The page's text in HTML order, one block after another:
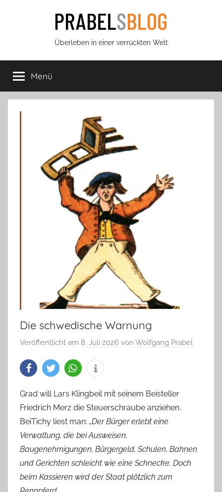
Prabels
Blog
Überleben in einer verrückten Welt
Menü
Die schwedische Warnung
Veröffentlicht am 8. Juli 2026 von Wolfgang Prabel
Grad will Lars Klingbeil mit seinem Beisteller
Friedrich Merz die Steuerschraube anziehen.
BeiTichy liest man: „Der Bürger erlebt eine
Verwaltung, die bei Ausweisen,
Baugenehmigungen, Bürgergeld, Schulen, Bahnen
und Gerichten schleicht wie eine Schnecke. Doch
beim Kassieren wird der Staat plötzlich zum